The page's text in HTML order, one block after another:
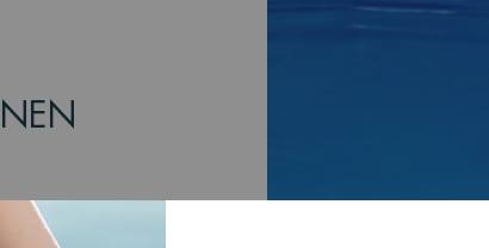
und sich für
pflegen und